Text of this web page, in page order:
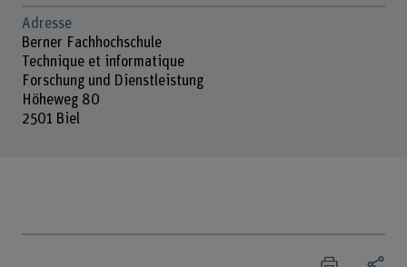
Adresse
Berner Fachhochschule
Technique et informatique
Forschung und Dienstleistung
Höheweg 80
2501 Biel